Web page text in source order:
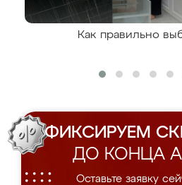
Как правильно
ФИКСИРУЕМ
ДО КОНЦА
Оставьте заявку